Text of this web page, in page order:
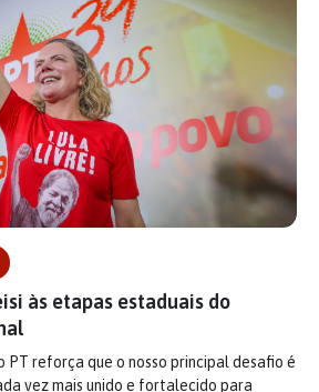
às etapas estaduais do
PT reforça que o nosso principal desafio é
vez mais unido e fortalecido para